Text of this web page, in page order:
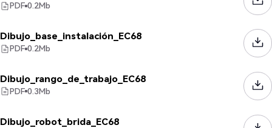
PDF 0.2Mb
Dibujo_base_instalación_EC68
PDF 0.2Mb
Dibujo_rango_de_trabajo_EC68
PDF 0.3Mb
Dibujo_robot_brida_EC68